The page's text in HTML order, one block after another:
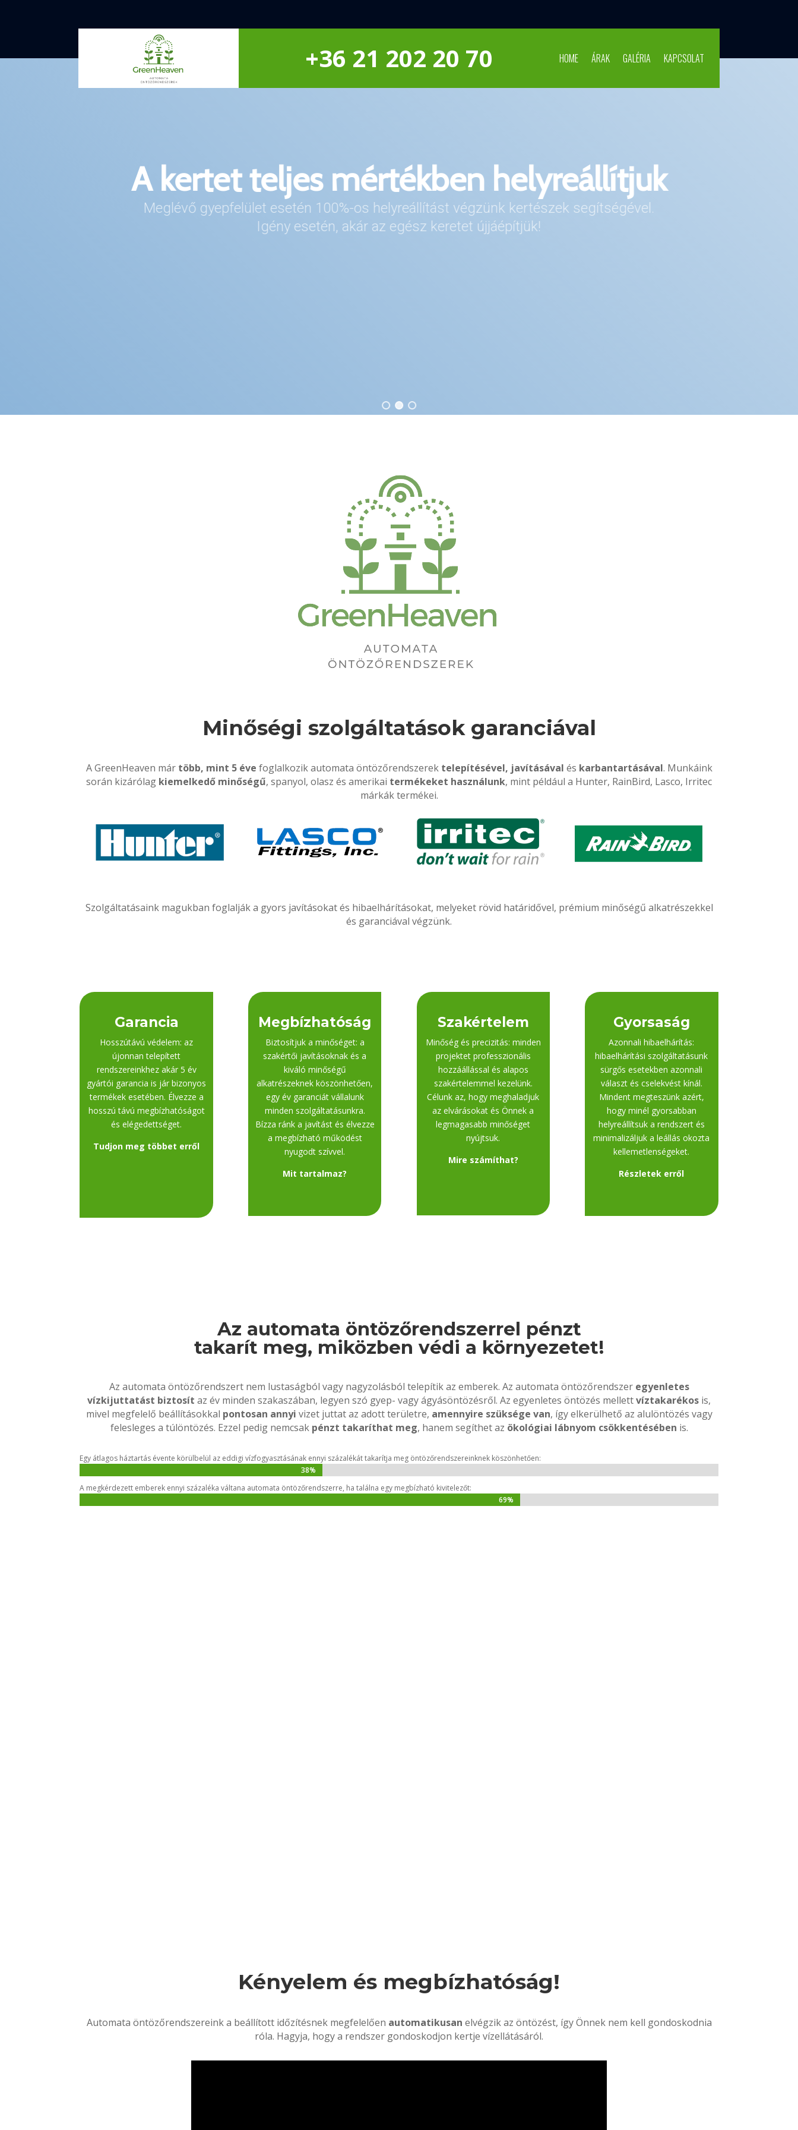
+36 21 202 20 70 HOME ÁRAK GALÉRIA KAPCSOLAT
A kertet teljes mértékben helyreállítjuk
Meglévő gyepfelület esetén 100%-os helyreállítást végzünk kertészek segítségével.
Igény esetén, akár az egész keretet újjáépítjük!
Beállítjuk az optimális vízfogyasztást
Az öntözőrendszereket igény esetén okos eszközeinkről is vezérelhetjük. Ellenőrizhetjük és
optimalizálhatjuk a vízfogyasztást és egyszerűen átállíthatjuk az időzítést.
Minőségi szolgáltatások garanciával
A GreenHeaven már több, mint 5 éve foglalkozik automata öntözőrendszerek telepítésével, javításával és karbantartásával. Munkáink
során kizárólag kiemelkedő minőségű, spanyol, olasz és amerikai termékeket használunk, mint például a Hunter, RainBird, Lasco, Irritec
márkák termékei.
Szolgáltatásaink magukban foglalják a gyors javításokat és hibaelhárításokat, melyeket rövid határidővel, prémium minőségű alkatrészekkel
és garanciával végzünk.
Garancia
Hosszútávú védelem: az
újonnan telepített
rendszereinkhez akár 5 év
gyártói garancia is jár bizonyos
termékek esetében. Élvezze a
hosszú távú megbízhatóságot
és elégedettséget.
Tudjon meg többet erről
Megbízhatóság
Biztosítjuk a minőséget: a
szakértői javításoknak és a
kiváló minőségű
alkatrészeknek köszönhetően,
egy év garanciát vállalunk
minden szolgáltatásunkra.
Bízza ránk a javítást és élvezze
a megbízható működést
nyugodt szívvel.
Mit tartalmaz?
Szakértelem
Minőség és precizitás: minden
projektet professzionális
hozzáállással és alapos
szakértelemmel kezelünk.
Célunk az, hogy meghaladjuk
az elvárásokat és Önnek a
legmagasabb minőséget
nyújtsuk.
Mire számíthat?
Gyorsaság
Azonnali hibaelhárítás:
hibaelhárítási szolgáltatásunk
sürgős esetekben azonnali
választ és cselekvést kínál.
Mindent megteszünk azért,
hogy minél gyorsabban
helyreállítsuk a rendszert és
minimalizáljuk a leállás okozta
kellemetlenségeket.
Részletek erről
Az automata öntözőrendszerrel pénzt
takarít meg, miközben védi a környezetet!
Az automata öntözőrendszert nem lustaságból vagy nagyzolásból telepítik az emberek. Az automata öntözőrendszer egyenletes
vízkijuttatást biztosít az év minden szakaszában, legyen szó gyep- vagy ágyásöntözésről. Az egyenletes öntözés mellettvíztakarékos is,
mivel megfelelő beállításokkal pontosan annyi vizet juttat az adott területre, amennyire szüksége van, így elkerülhető az alulöntözés vagy
felesleges a túlöntözés. Ezzel pedig nemcsak pénzt takaríthat meg, hanem segíthet az ökológiai lábnyom csökkentésében is.
Egy átlagos háztartás évente körülbelül az eddigi vízfogyasztásának ennyi százalékát takarítja meg öntözőrendszereinknek köszönhetően:
38%
38%
A megkérdezett emberek ennyi százaléka váltana automata öntözőrendszerre, ha találna egy megbízható kivitelezőt:
69%
69%
Kényelem és megbízhatóság!
Automata öntözőrendszereink a beállított időzítésnek megfelelően automatikusan elvégzik az öntözést, így Önnek nem kell gondoskodnia
róla. Hagyja, hogy a rendszer gondoskodjon kertje vízellátásáról.